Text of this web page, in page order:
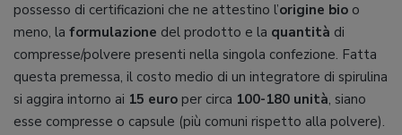
possesso di certificazioni che ne attestino l’origine bio o
meno, la formulazione del prodotto e la quantità di
compresse/polvere presenti nella singola confezione. Fatta
questa premessa, il costo medio di un integratore di spirulina
si aggira intorno ai 15 euro per circa 100-180 unità, siano
esse compresse o capsule (più comuni rispetto alla polvere).